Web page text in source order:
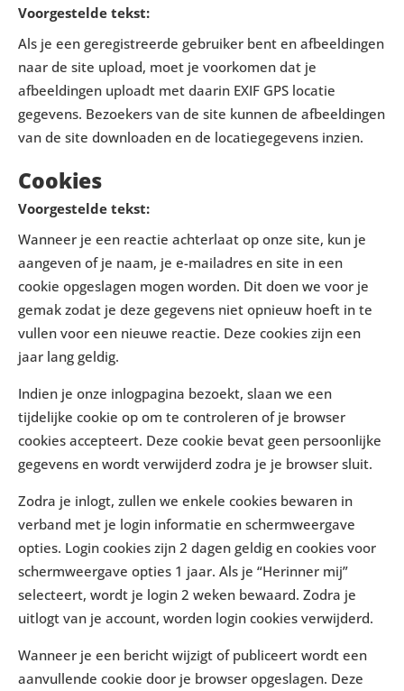
Voorgestelde tekst:
Als je een geregistreerde gebruiker bent en afbeeldingen
naar de site upload, moet je voorkomen dat je
afbeeldingen uploadt met daarin EXIF GPS locatie
gegevens. Bezoekers van de site kunnen de afbeeldingen
van de site downloaden en de locatiegegevens inzien.
Cookies
Voorgestelde tekst:
Wanneer je een reactie achterlaat op onze site, kun je
aangeven of je naam, je e-mailadres en site in een
cookie opgeslagen mogen worden. Dit doen we voor je
gemak zodat je deze gegevens niet opnieuw hoeft in te
vullen voor een nieuwe reactie. Deze cookies zijn een
jaar lang geldig.
Indien je onze inlogpagina bezoekt, slaan we een
tijdelijke cookie op om te controleren of je browser
cookies accepteert. Deze cookie bevat geen persoonlijke
gegevens en wordt verwijderd zodra je je browser sluit.
Zodra je inlogt, zullen we enkele cookies bewaren in
verband met je login informatie en schermweergave
opties. Login cookies zijn 2 dagen geldig en cookies voor
schermweergave opties 1 jaar. Als je “Herinner mij”
selecteert, wordt je login 2 weken bewaard. Zodra je
uitlogt van je account, worden login cookies verwijderd.
Wanneer je een bericht wijzigt of publiceert wordt een
aanvullende cookie door je browser opgeslagen. Deze